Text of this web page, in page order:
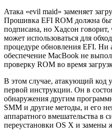
Атака «evil maid» заменяет
Прошивка EFI ROM должна
подписана, но Хадсон
может использоваться для
процедуре обновления EFI. Ни
обеспечение MacBook не
проверку ROM во время
В этом случае, атакующий код
первой инструкции. Он в
обнаружения другим
SMM и другие методы, и его
аппаратного вмешательства в
переустановки OS X и замены